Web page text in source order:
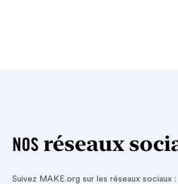
NOS réseaux
Suivez MAKE.org sur les réseaux sociaux :